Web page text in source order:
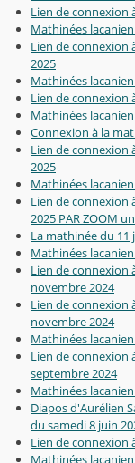
Lien de connexion
Mathinées
Lien de connexion
2025
Mathinées
Lien de connexion
Mathinées
Connexion à la
Lien de connexion
2025
Mathinées
Lien de connexion
2025 PAR ZOOM
La mathinée du
Mathinées
Lien de connexion
novembre 2024
Lien de connexion
novembre 2024
Mathinées
Lien de connexion
septembre 2024
Mathinées
Diapos d'Aurélien
du samedi 8 juin
Lien de connexion
Mathinées